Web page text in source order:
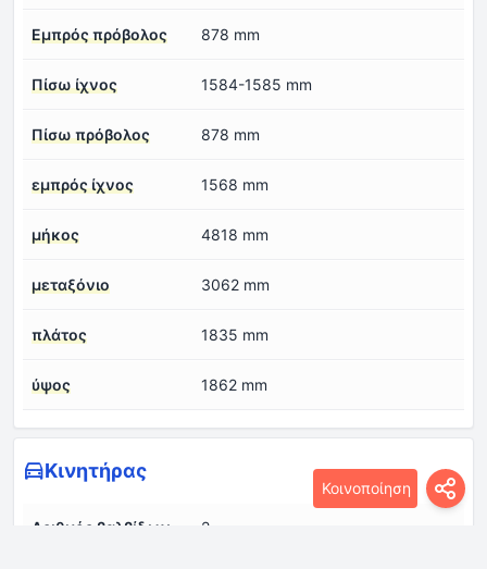
Κοινοποίηση
Εμπρός πρόβολος 878 mm
Πίσω ίχνος 1584-1585 mm
Πίσω πρόβολος 878 mm
εμπρός ίχνος 1568 mm
μήκος 4818 mm
μεταξόνιο 3062 mm
πλάτος 1835 mm
ύψος 1862 mm
Κινητήρας
Αριθμός βαλβίδων
2